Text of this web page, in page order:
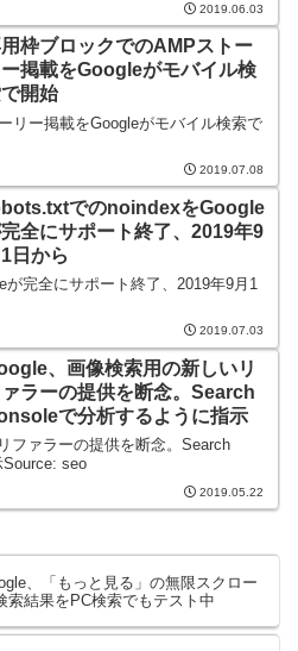
2019.06.03
枠ブロックでのAMPストー
ー掲載をGoogleがモバイル検
開始
リー掲載をGoogleがモバイル検索で
2019.07.08
でのnoindexをGoogle
全にサポート終了、2019年9
1日から
完全にサポート終了、2019年9月1
2019.07.03
、画像検索用の新しいリ
ラーの提供を断念。Search
で分析するように指示
ファラーの提供を断念。Search
seo
2019.05.22
、「もっと見る」の無限スクロー
索結果をPC検索でもテスト中